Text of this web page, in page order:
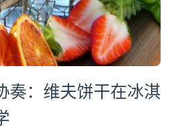
奏：维夫饼干在冰淇